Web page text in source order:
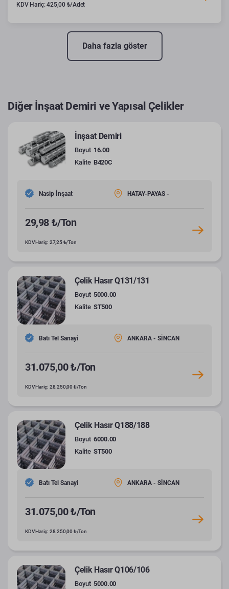
KDV Hariç: 425,00 ₺/Adet
Daha fazla göster
Diğer İnşaat Demiri ve Yapısal Çelikler
İnşaat Demiri
Boyut 16.00
Kalite B420C
Nasip İnşaat HATAY-PAYAS -
29,98 ₺/Ton
KDV Hariç: 27,25 ₺/Ton
Çelik Hasır Q131/131
Boyut 5000.00
Kalite ST500
Batı Tel Sanayi ANKARA - SİNCAN
31.075,00 ₺/Ton
KDV Hariç: 28.250,00 ₺/Ton
Çelik Hasır Q188/188
Boyut 6000.00
Kalite ST500
Batı Tel Sanayi ANKARA - SİNCAN
31.075,00 ₺/Ton
KDV Hariç: 28.250,00 ₺/Ton
Çelik Hasır Q106/106
Boyut 5000.00